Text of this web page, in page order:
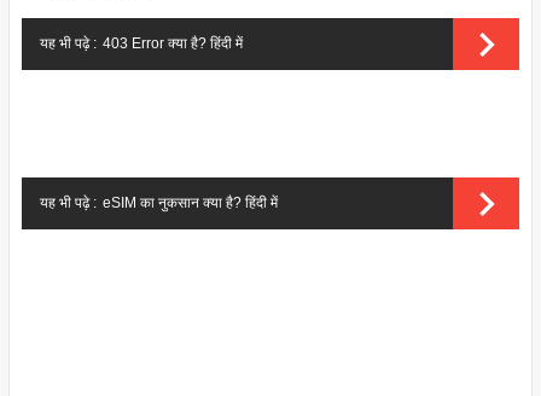
यह भी पढ़े : 403 Error क्या है? हिंदी में
यह भी पढ़े : eSIM का नुकसान क्या है? हिंदी में